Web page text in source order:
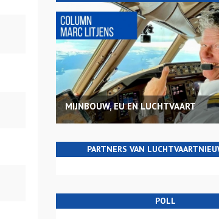
MIJNBOUW, EU EN LUCHTVAART
PARTNERS VAN
POLL